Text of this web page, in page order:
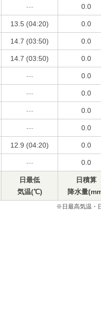
--- 0.0
13.5 (04:20) 0.0
14.7 (03:50) 0.0
14.7 (03:50) 0.0
--- 0.0
--- 0.0
--- 0.0
--- 0.0
12.9 (04:20) 0.0
--- 0.0
日最低
気温(℃)
日積算
降水量
※日最高気温・